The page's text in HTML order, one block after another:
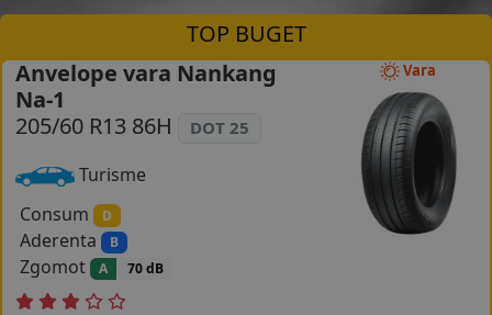
B2B - COLABORARE COMPANII
CONTACT
COS (
0 PRODUSE
TOP BUGET
Vara
Anvelope vara Nankang
Na-1
205/60 R13 86H
DOT 25
Turisme
Consum
D
Aderenta B
Zgomot A 70 dB